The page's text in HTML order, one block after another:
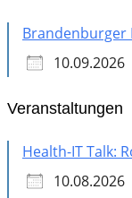
Brandenburger
10.09.2026
Veranstaltungen
Health-IT Talk:
10.08.2026